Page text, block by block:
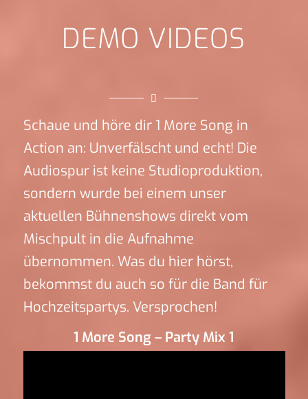
DEMO VIDEOS
Schaue und höre dir 1 More Song in
Action an: Unverfälscht und echt! Die
Audiospur ist keine Studioproduktion,
sondern wurde bei einem unser
aktuellen Bühnenshows direkt vom
Mischpult in die Aufnahme
übernommen. Was du hier hörst,
bekommst du auch so für die Band für
Hochzeitspartys. Versprochen!
1 More Song – Party Mix 1